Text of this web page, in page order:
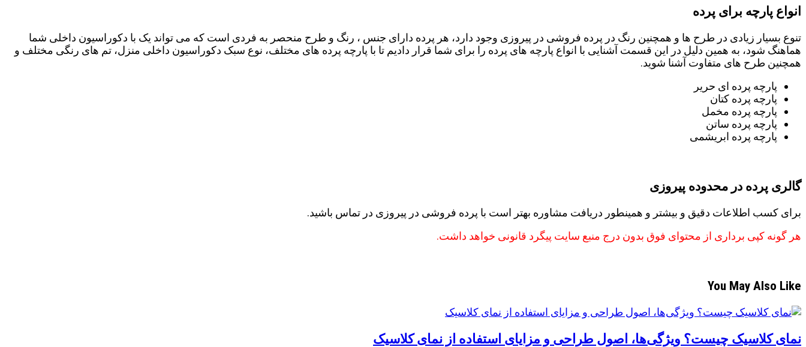
انواع پارچه برای پرده
تنوع بسیار زیادی در طرح ها و همچنین رنگ در پرده فروشی در پیروزی وجود دارد، هر پرده دارای جنس ، رنگ و طرح منحصر به فردی است که می تواند یک با دکوراسیون داخلی شما
هماهنگ شود، به همین دلیل در این قسمت آشنایی با انواع پارچه های پرده را برای شما قرار دادیم تا با پارچه پرده های مختلف، نوع سبک دکوراسیون داخلی منزل، تم های رنگی مختلف و
همچنین طرح های متفاوت آشنا شوید.
پارچه پرده ای حریر
پارچه پرده کتان
پارچه پرده مخمل
پارچه پرده ساتن
پارچه پرده ابریشمی
گالری پرده در محدوده پیروزی
برای کسب اطلاعات دقیق و بیشتر و همینطور دریافت مشاوره بهتر است با پرده فروشی در پیروزی در تماس باشید.
هر گونه کپی برداری از محتوای فوق بدون درج منبع سایت پیگرد قانونی خواهد داشت.
You May Also Like
نمای کلاسیک چیست؟ ویژگی‌ها، اصول طراحی و مزایای استفاده از نمای کلاسیک